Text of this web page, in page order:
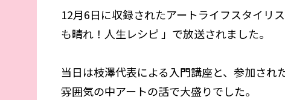
12月6日に収録されたアートライフスタイリ
も晴れ！人生レシピ 」で放送されました。
当日は枝澤代表による入門講座と、参加さ
雰囲気の中アートの話で大盛りでした。